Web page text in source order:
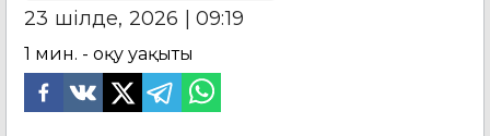
23 шілде, 2026 | 09:19
1 мин. - оқу уақыты